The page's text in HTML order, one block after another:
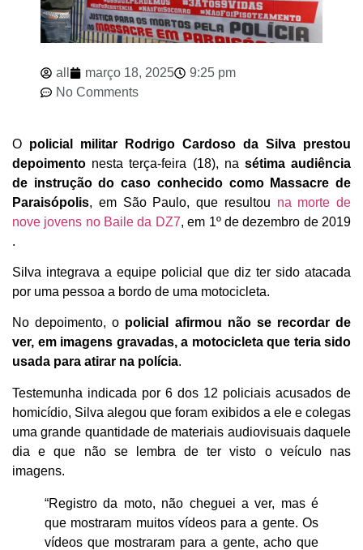
all março 18, 2025
9:25 pm
No Comments
O policial militar Rodrigo Cardoso da Silva prestou
depoimento nesta terça-feira (18), na sétima audiência
de instrução do caso conhecido como Massacre de
Paraisópolis, em São Paulo, que resultou na morte de
nove jovens no Baile da DZ7, em 1º de dezembro de 2019
.
Silva integrava a equipe policial que diz ter sido atacada
por uma pessoa a bordo de uma motocicleta.
No depoimento, o policial afirmou não se recordar de
ver, em imagens gravadas, a motocicleta que teria sido
usada para atirar na polícia.
Testemunha indicada por 6 dos 12 policiais acusados de
homicídio, Silva alegou que foram exibidos a ele e colegas
uma grande quantidade de materiais audiovisuais daquele
dia e que não se lembra de ter visto o veículo nas
imagens.
“Registro da moto, não cheguei a ver, mas é
que mostraram muitos vídeos para a gente. Os
vídeos que mostraram para a gente, acho que